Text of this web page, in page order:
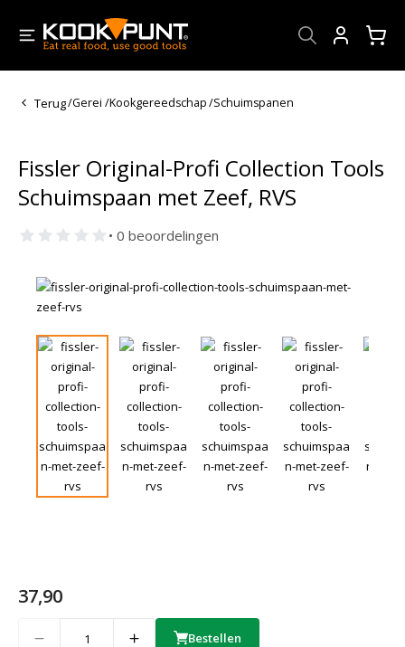
Terug/Gerei /Kookgereedschap/Schuimspanen
Fissler Original-Profi Collection Tools
Schuimspaan met Zeef, RVS
• 0 beoordelingen
37,90
Bestellen